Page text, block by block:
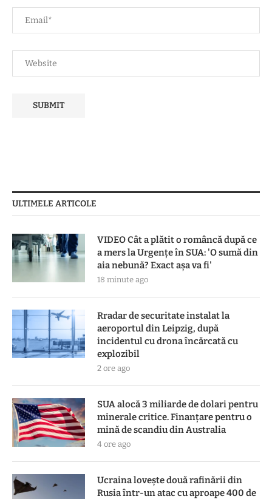
ULTIMELE ARTICOLE
VIDEO Cât a plătit o româncă după ce
a mers la Urgențe în SUA: 'O sumă din
aia nebună? Exact așa va fi'
18 minute ago
Rradar de securitate instalat la
aeroportul din Leipzig, după
incidentul cu drona încărcată cu
explozibil
2 ore ago
SUA alocă 3 miliarde de dolari pentru
minerale critice. Finanțare pentru o
mină de scandiu din Australia
4 ore ago
Ucraina lovește două rafinării din
Rusia într-un atac cu aproape 400 de